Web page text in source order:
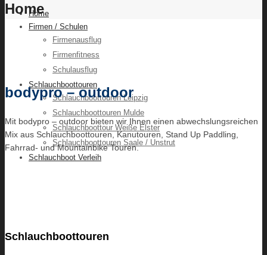
Home
Firmen / Schulen
Firmenausflug
Firmenfitness
Schulausflug
Schlauchboottouren
Schlauchboottouren Leipzig
Schlauchboottouren Mulde
Schlauchboottour Weiße Elster
Schlauchboottouren Saale / Unstrut
Schlauchboot Verleih
Home
bodypro – outdoor
Mit bodypro – outdoor bieten wir Ihnen einen abwechslungsreichen
Mix aus Schlauchboottouren, Kanutouren, Stand Up Paddling,
Fahrrad- und Mountainbike Touren.
Schlauchboottouren